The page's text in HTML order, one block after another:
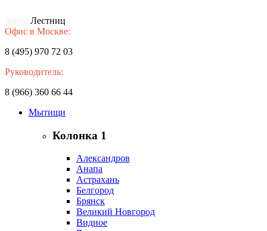
Лестниц
Офис в Москве:
8 (495) 970 72 03
Руководитель:
8 (966) 360 66 44
Мытищи
Колонка 1
Александров
Анапа
Астрахань
Белгород
Брянск
Великий Новгород
Видное